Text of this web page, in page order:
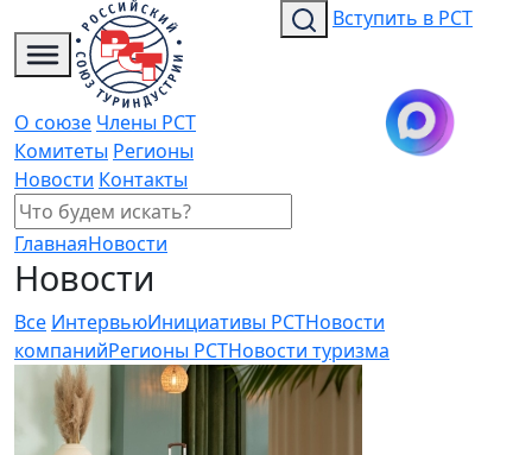
О союзе Члены РСТ
Комитеты Регионы
Новости Контакты
Вступить в РСТ
ГлавнаяНовости
Новости
Все ИнтервьюИнициативы РСТНовости
компанийРегионы РСТНовости туризма